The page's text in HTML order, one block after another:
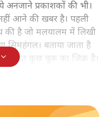
अनजाने प्रकाशकों की भी।
आने की खबर है। पहली
की है जो मलयालम में लिखी
सिमहंगल। बताया जाता है
संबंधित कुछ चूक का जिक्र है।